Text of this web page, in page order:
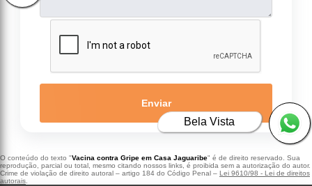
Enviar
O conteúdo do texto "Vacina contra Gripe em Casa Jaguaribe" é de direito reservado. Sua
reprodução, parcial ou total, mesmo citando nossos links, é proibida sem a autorização do autor.
Crime de violação de direito autoral – artigo 184 do Código Penal – Lei 9610/98 - Lei de direitos
autorais
Bela Vista